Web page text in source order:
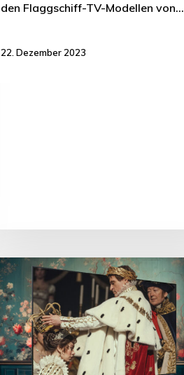
den Flaggschiff-TV-Modellen von…
22. Dezember 2023